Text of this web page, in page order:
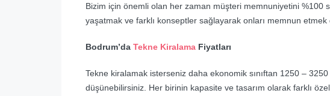
Bizim için önemli olan her zaman müşteri memnuniyetini %100
yaşatmak ve farklı konseptler sağlayarak onları memnun etmek
Bodrum’da Tekne Kiralama Fiyatları
Tekne kiralamak isterseniz daha ekonomik sınıftan 1250 –
düşünebilirsiniz. Her birinin kapasite ve tasarım olarak farklı